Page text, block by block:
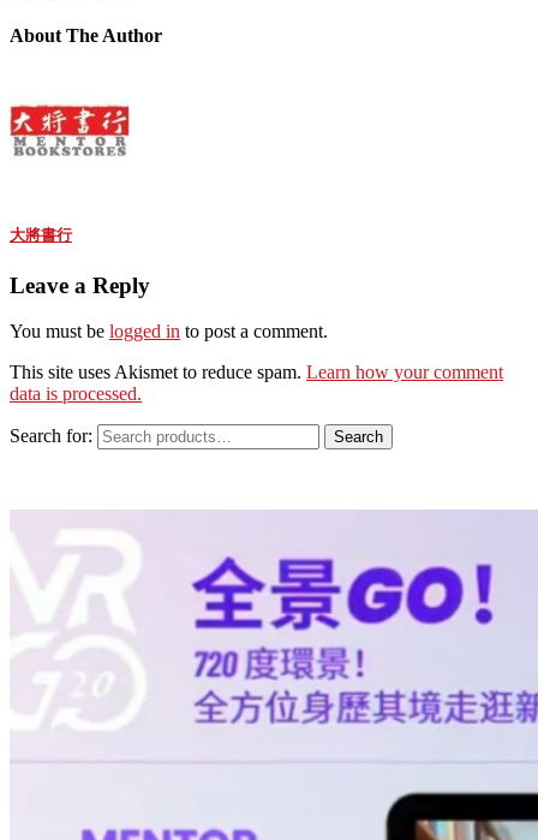
About The Author
大將書行
Leave a Reply
You must be logged in to post a comment.
This site uses Akismet to reduce spam. Learn how your comment
data is processed.
Search for: Search